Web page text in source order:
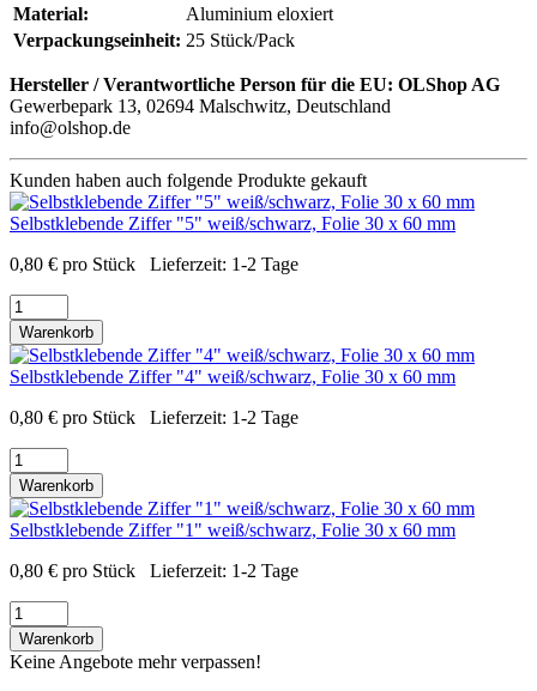
Material:
Aluminium eloxiert
Verpackungseinheit: 25 Stück/Pack
Hersteller / Verantwortliche Person für die EU: OLShop AG
Gewerbepark 13, 02694 Malschwitz, Deutschland
info@olshop.de
Kunden haben auch folgende Produkte gekauft
Selbstklebende Ziffer "5" weiß/schwarz, Folie 30 x 60 mm
0,80 € pro Stück Lieferzeit: 1-2 Tage
Warenkorb
Selbstklebende Ziffer "4" weiß/schwarz, Folie 30 x 60 mm
0,80 € pro Stück Lieferzeit: 1-2 Tage
Warenkorb
Selbstklebende Ziffer "1" weiß/schwarz, Folie 30 x 60 mm
0,80 € pro Stück Lieferzeit: 1-2 Tage
Warenkorb
Keine Angebote mehr verpassen!